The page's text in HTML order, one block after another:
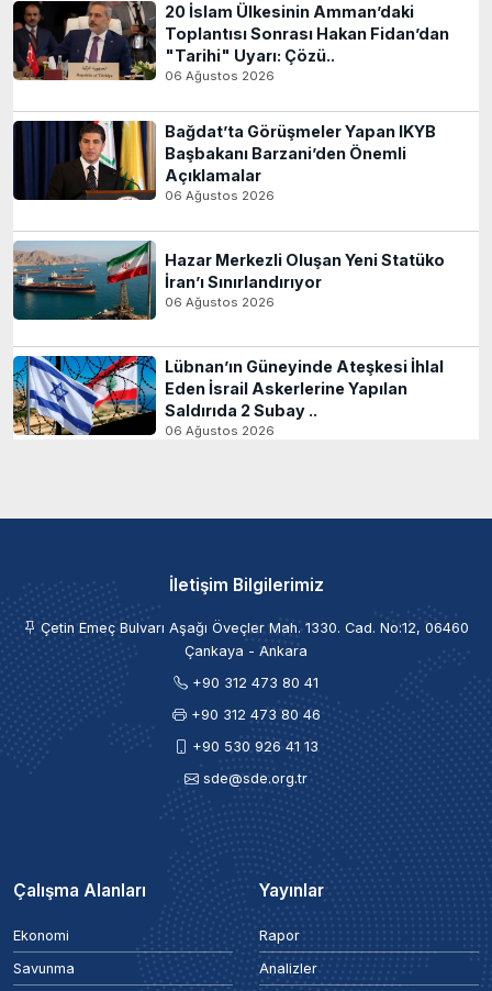
20 İslam Ülkesinin Amman’daki
Toplantısı Sonrası Hakan Fidan’dan
"Tarihi" Uyarı: Çözü..
06 Ağustos 2026
Bağdat’ta Görüşmeler Yapan IKYB
Başbakanı Barzani’den Önemli
Açıklamalar
06 Ağustos 2026
Hazar Merkezli Oluşan Yeni Statüko
İran’ı Sınırlandırıyor
06 Ağustos 2026
Lübnan’ın Güneyinde Ateşkesi İhlal
Eden İsrail Askerlerine Yapılan
Saldırıda 2 Subay ..
06 Ağustos 2026
İletişim Bilgilerimiz
Çetin Emeç Bulvarı Aşağı Öveçler Mah. 1330. Cad. No:12, 06460
Çankaya - Ankara
+90 312 473 80 41
+90 312 473 80 46
+90 530 926 41 13
sde@sde.org.tr
Çalışma Alanları
Ekonomi
Savunma
Yayınlar
Rapor
Analizler